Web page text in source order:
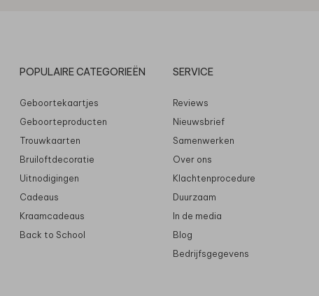
POPULAIRE CATEGORIEËN
Geboortekaartjes
Geboorteproducten
Trouwkaarten
Bruiloftdecoratie
Uitnodigingen
Cadeaus
Kraamcadeaus
Back to School
SERVICE
Reviews
Nieuwsbrief
Samenwerken
Over ons
Klachtenprocedure
Duurzaam
In de media
Blog
Bedrijfsgegevens